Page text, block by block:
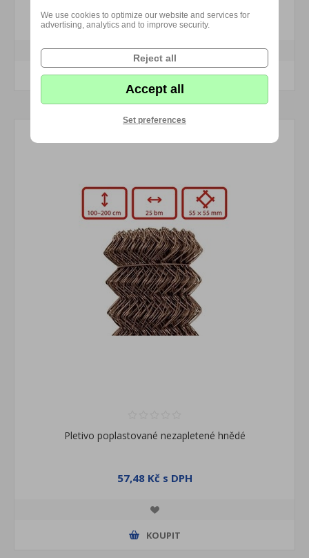
60,06 Kč s DPH
KOUPIT
Pletivo poplastované nezapletené hnědé
57,48 Kč s DPH
KOUPIT
We use cookies to optimize our website and services for
advertising, analytics and to improve security.
Reject all
Accept all
Set preferences